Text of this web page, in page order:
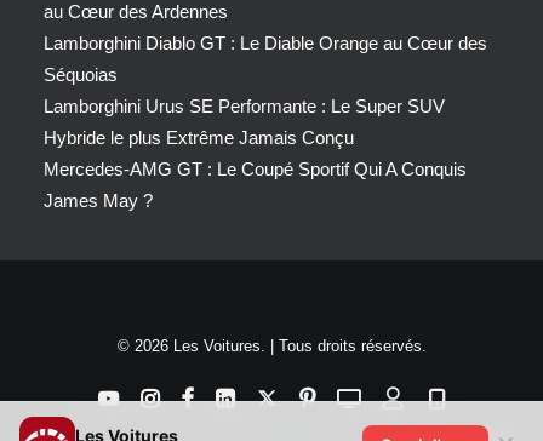
au Cœur des Ardennes
Lamborghini Diablo GT : Le Diable Orange au Cœur des
Séquoias
Lamborghini Urus SE Performante : Le Super SUV
Hybride le plus Extrême Jamais Conçu
Mercedes-AMG GT : Le Coupé Sportif Qui A Conquis
James May ?
© 2026 Les Voitures. | Tous droits réservés.
Les Voitures